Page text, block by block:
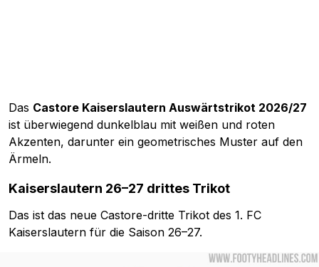
Das Castore Kaiserslautern Auswärtstrikot 2026/27
ist überwiegend dunkelblau mit weißen und roten
Akzenten, darunter ein geometrisches Muster auf den
Ärmeln.
Kaiserslautern 26–27 drittes Trikot
Das ist das neue Castore-dritte Trikot des 1. FC
Kaiserslautern für die Saison 26–27.